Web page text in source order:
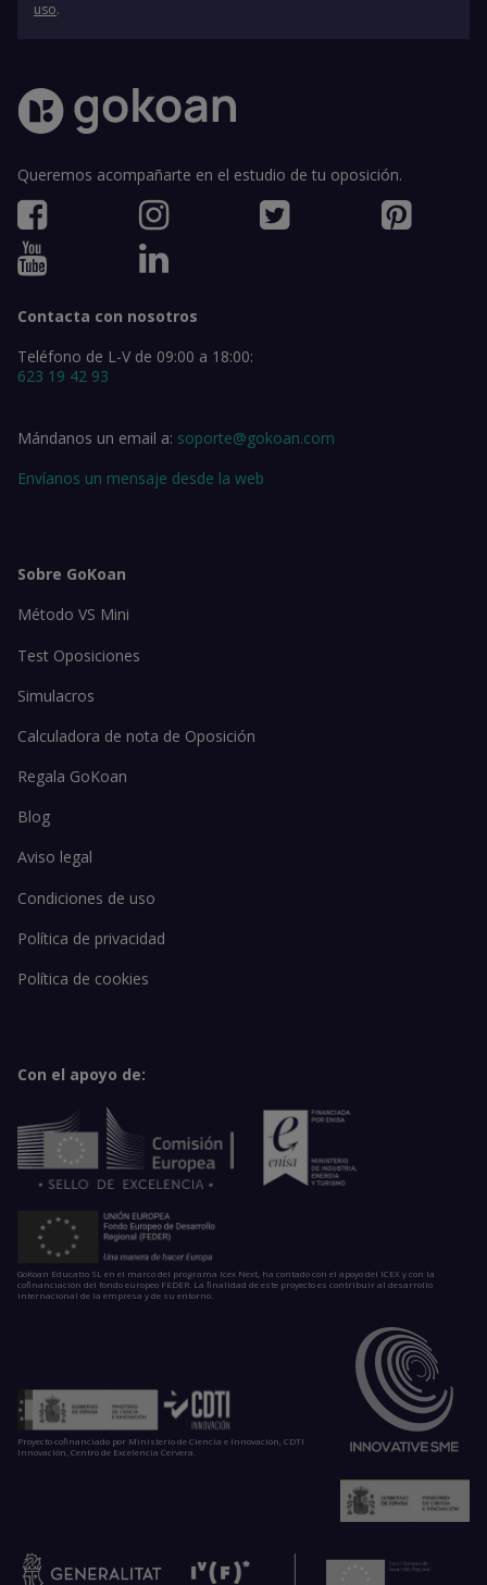
uso.
Queremos acompañarte en el estudio de tu oposición.
Contacta con nosotros
Teléfono de L-V de 09:00 a 18:00:
623 19 42 93
Mándanos un email a: soporte@gokoan.com
Envíanos un mensaje desde la web
Sobre GoKoan
Método VS Mini
Test Oposiciones
Simulacros
Calculadora de nota de Oposición
Regala GoKoan
Blog
Aviso legal
Condiciones de uso
Política de privacidad
Política de cookies
Con el apoyo de:
GoKoan Educatio SL en el marco del programa Icex Next, ha contado con el apoyo del ICEX y con la
cofinanciación del fondo europeo FEDER. La finalidad de este proyecto es contribuir al desarrollo
internacional de la empresa y de su entorno.
Proyecto cofinanciado por Ministerio de Ciencia e Innovación, CDTI
Innovación, Centro de Excelencia Cervera.